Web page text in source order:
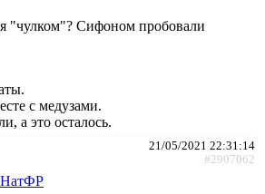
"чулком"? Сифоном пробовали
с медузами.
а это осталось.
21/05/2021 22:31:14
#2907062
НатФР